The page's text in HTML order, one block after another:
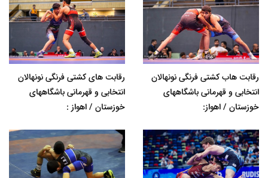
رقابت هاب کشتی فرنگی نونهالان
انتخابی و قهرمانی باشگاههای
خوزستان / اهواز:
رقابت های کشتی فرنگی نونهالان
انتخابی و قهرمانی باشگاههای
خوزستان / اهواز :